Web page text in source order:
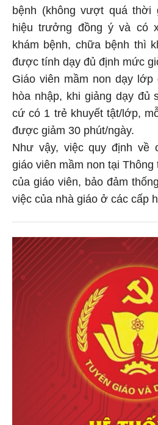
bệnh (không vượt quá thời
hiệu trưởng đồng ý và có
khám bệnh, chữa bệnh thì
được tính dạy đủ định mức
Giáo viên mầm non dạy
hòa nhập, khi giảng dạy đủ
cứ có 1 trẻ khuyết tật/lớp,
được giảm 30 phút/ngày.
Như vậy, việc quy định về
giáo viên mầm non tại
của giáo viên, bảo đảm
việc của nhà giáo ở các cấp